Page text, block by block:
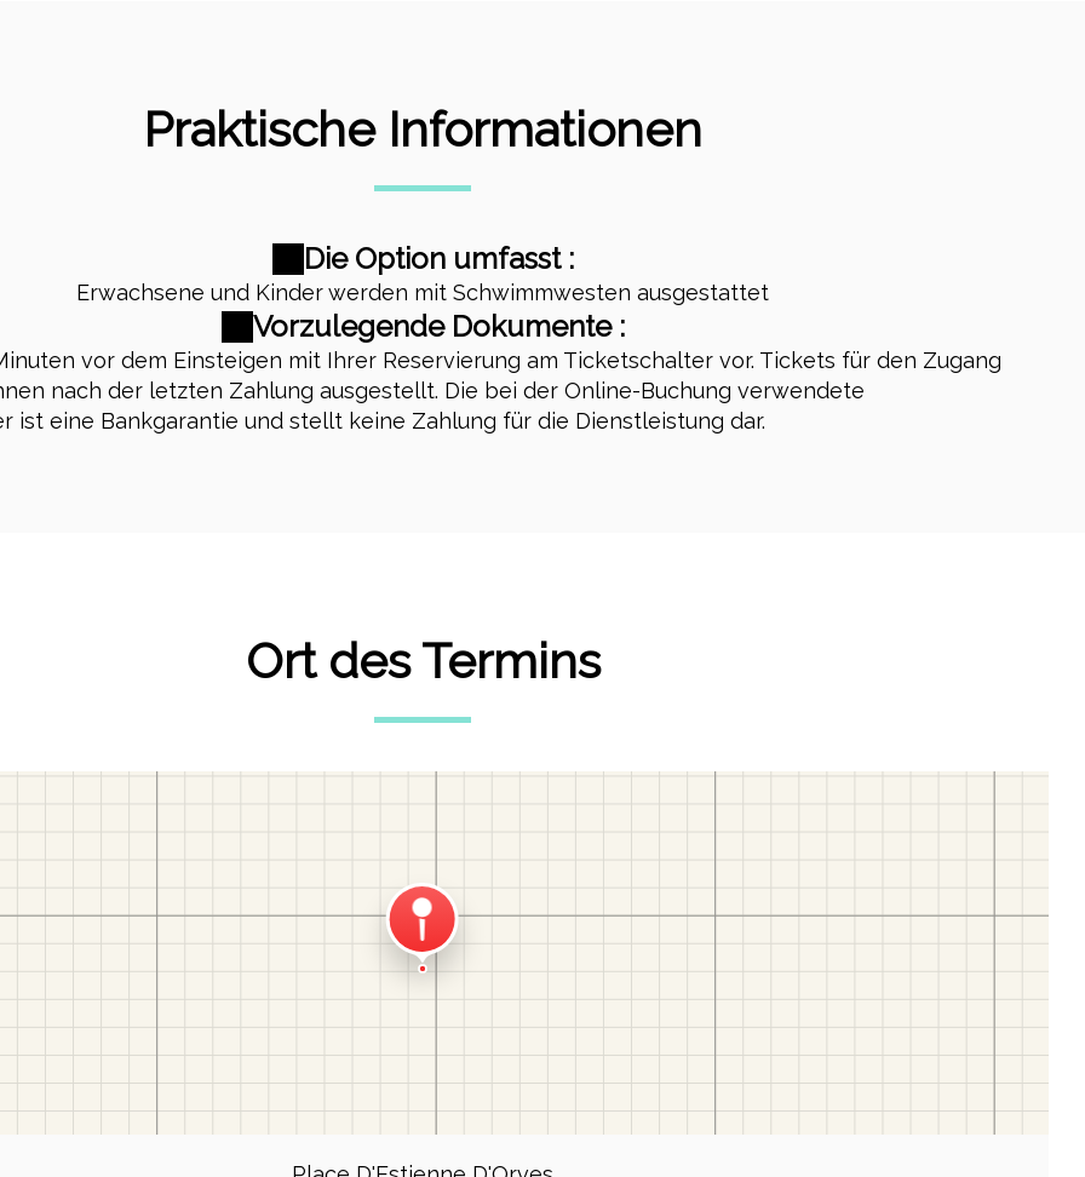
Praktische Informationen
Die Option umfasst :
Erwachsene und Kinder werden mit Schwimmwesten ausgestattet
Vorzulegende Dokumente :
vor dem Einsteigen mit Ihrer Reservierung am Ticketschalter vor. Tickets für den Zugang
nach der letzten Zahlung ausgestellt. Die bei der Online-Buchung verwendete
ist eine Bankgarantie und stellt keine Zahlung für die Dienstleistung dar.
Ort des Termins